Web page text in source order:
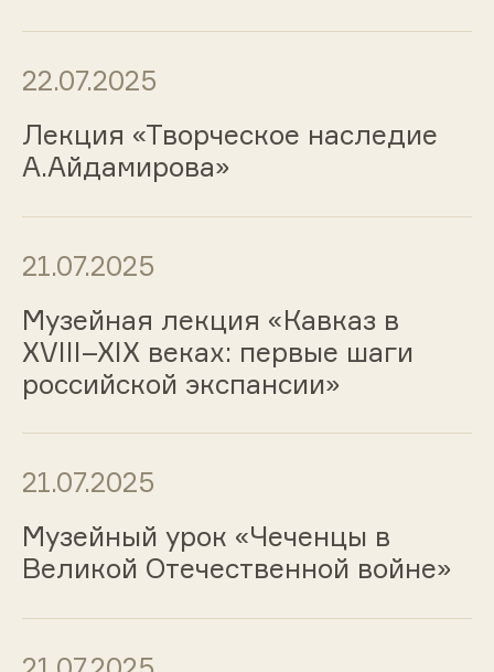
22.07.2025
Лекция «Творческое наследие
А.Айдамирова»
21.07.2025
Музейная лекция «Кавказ в
XVIII–XIX веках: первые шаги
российской экспансии»
21.07.2025
Музейный урок «Чеченцы в
Великой Отечественной войне»